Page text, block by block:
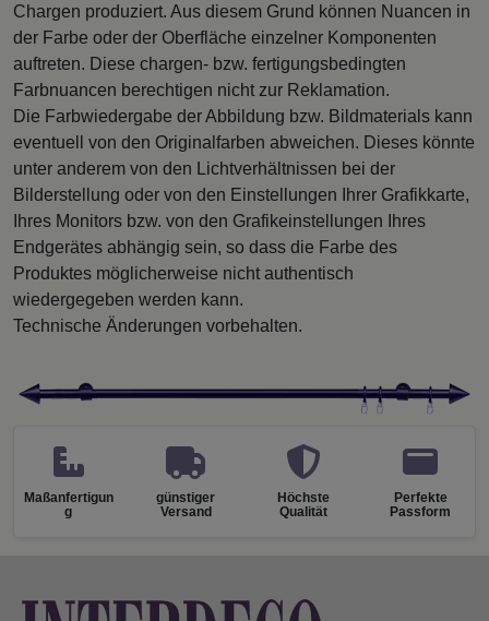
Chargen produziert. Aus diesem Grund können Nuancen in
der Farbe oder der Oberfläche einzelner Komponenten
auftreten. Diese chargen- bzw. fertigungsbedingten
Farbnuancen berechtigen nicht zur Reklamation.
Die Farbwiedergabe der Abbildung bzw. Bildmaterials kann
eventuell von den Originalfarben abweichen. Dieses könnte
unter anderem von den Lichtverhältnissen bei der
Bilderstellung oder von den Einstellungen Ihrer Grafikkarte,
Ihres Monitors bzw. von den Grafikeinstellungen Ihres
Endgerätes abhängig sein, so dass die Farbe des
Produktes möglicherweise nicht authentisch
wiedergegeben werden kann.
Technische Änderungen vorbehalten.
Maßanfertigun
g
günstiger
Versand
Höchste
Qualität
Perfekte
Passform